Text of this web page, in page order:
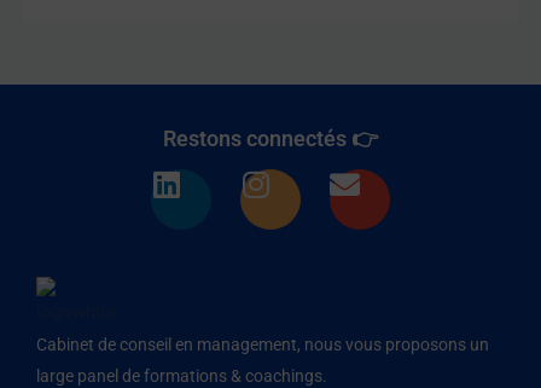
Restons connectés 👉
d
i
g
r
E
o
Cabinet de conseil en management, nous vous proposons un
large panel de formations & coachings.